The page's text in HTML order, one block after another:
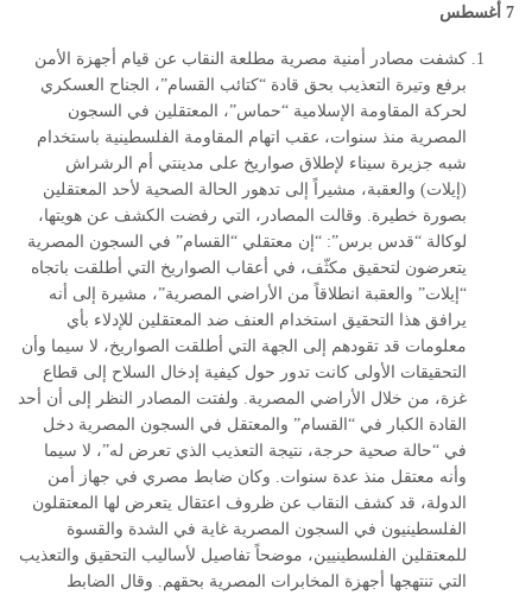
7 أغسطس
كشفت مصادر أمنية مصرية مطلعة النقاب عن قيام أجهزة الأمن
برفع وتيرة التعذيب بحق قادة “كتائب القسام”، الجناح العسكري
لحركة المقاومة الإسلامية “حماس”، المعتقلين في السجون
المصرية منذ سنوات، عقب اتهام المقاومة الفلسطينية باستخدام
شبه جزيرة سيناء لإطلاق صواريخ على مدينتي أم الرشراش
(إيلات) والعقبة، مشيراً إلى تدهور الحالة الصحية لأحد المعتقلين
بصورة خطيرة. وقالت المصادر، التي رفضت الكشف عن هويتها،
لوكالة “قدس برس”: “إن معتقلي “القسام” في السجون المصرية
يتعرضون لتحقيق مكثّف، في أعقاب الصواريخ التي أطلقت باتجاه
“إيلات” والعقبة انطلاقاً من الأراضي المصرية”، مشيرة إلى أنه
يرافق هذا التحقيق استخدام العنف ضد المعتقلين للإدلاء بأي
معلومات قد تقودهم إلى الجهة التي أطلقت الصواريخ، لا سيما وأن
التحقيقات الأولى كانت تدور حول كيفية إدخال السلاح إلى قطاع
غزة، من خلال الأراضي المصرية. ولفتت المصادر النظر إلى أن أحد
القادة الكبار في “القسام” والمعتقل في السجون المصرية دخل
في “حالة صحية حرجة، نتيجة التعذيب الذي تعرض له”، لا سيما
وأنه معتقل منذ عدة سنوات. وكان ضابط مصري في جهاز أمن
الدولة، قد كشف النقاب عن ظروف اعتقال يتعرض لها المعتقلون
الفلسطينيون في السجون المصرية غاية في الشدة والقسوة
للمعتقلين الفلسطينيين، موضحاً تفاصيل لأساليب التحقيق والتعذيب
التي تنتهجها أجهزة المخابرات المصرية بحقهم. وقال الضابط